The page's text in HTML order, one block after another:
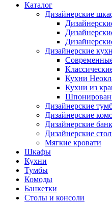
Каталог
Дизайнерские
Дизайнерские
Кухни
Кухни из
Дизайнерские
Дизайнерские
Дизайнерские
Дизайнерские
Мягкие кровати
Шкафы
Кухни
Тумбы
Комоды
Банкетки
Столы и консоли